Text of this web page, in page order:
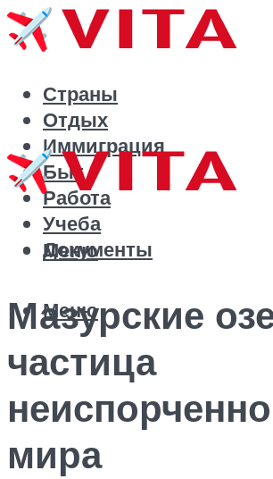
Страны
Отдых
Иммиграция
Быт
Работа
Учеба
Документы
Меню
Меню
Мазурские
частица
мира